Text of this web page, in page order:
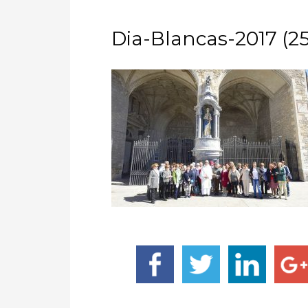
Dia-Blancas-2017